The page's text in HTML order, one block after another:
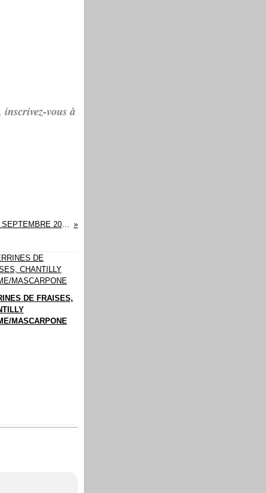
vous à
MENUS DU 22 SEPTEMBRE 2023 AU 28 SEPTEMBRE 2023
DE FRAISES,
MASCARPONE